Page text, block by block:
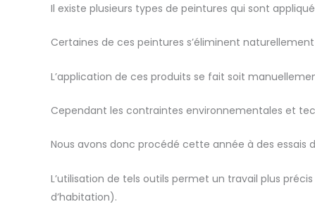
Il existe plusieurs types de peintures qui sont
Certaines de ces peintures s’éliminent
L’application de ces produits se fait soit
Cependant les contraintes environnementales et
Nous avons donc procédé cette année à des essais
L’utilisation de tels outils permet un travail plus
d’habitation).